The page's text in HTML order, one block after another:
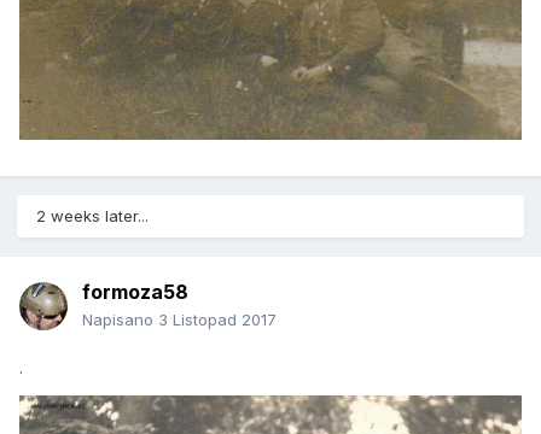
2 weeks later...
formoza58
Napisano 3 Listopad 2017
.